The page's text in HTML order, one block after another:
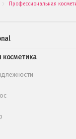
. Профессиональная